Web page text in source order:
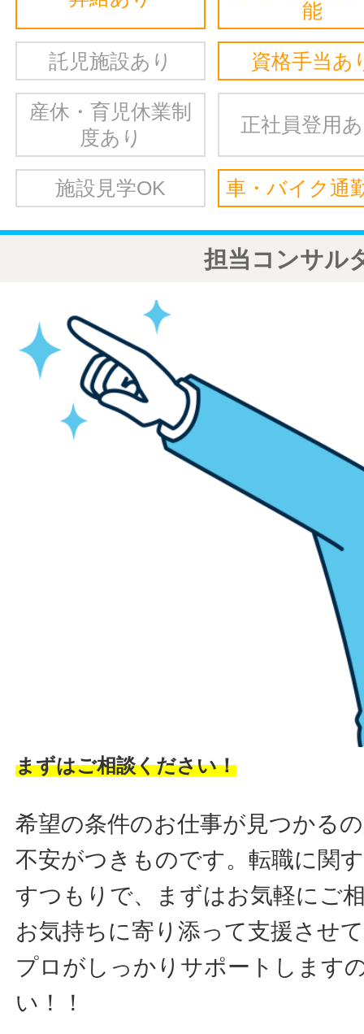
能
託児施設あり 資格手当あ
産休・育児休業制
度あり
正社員登用
施設見学OK 車・バイク通
担当コンサル
まずはご相談ください！
希望の条件のお仕事が見つかる
不安がつきものです。転職に関
すつもりで、まずはお気軽にご
お気持ちに寄り添って支援させ
プロがしっかりサポートします
い！！